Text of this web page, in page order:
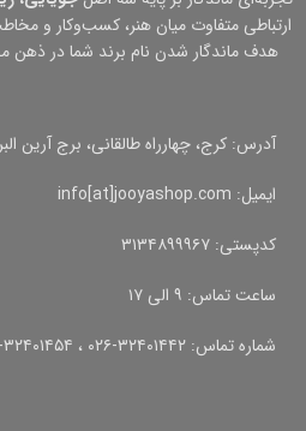
ارتباطی متفاوت میان هنر، کسب‌وکار و
هدف ماندگار شدن نام برند شما در
آدرس: کرج، چهارراه طالقانی، برج آرین
ایمیل: info[at]jooyashop.com
کدپستی: ۳۱۳۴۸۹۹۹۶۷
ساعت تماس: ۹ الی ۱۷
شماره تماس: ۳۲۴۰۱۴۴۲-۰۲۶ ، ۳۲۴۰۱۴۵۴-۰۲۶